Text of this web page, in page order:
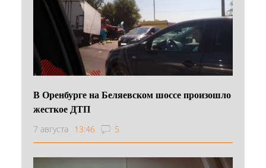
В Оренбурге на Беляевском шоссе произошло
жесткое ДТП
7 августа 13:46 5